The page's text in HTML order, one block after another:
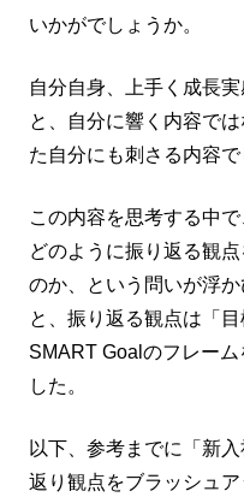
いかがでしょうか。
自分自身、上手く成長
と、自分に響く内容で
た自分にも刺さる内容で
この内容を思考する中で
どのように振り返る観
のか、という問いが浮
と、振り返る観点は「
SMART Goalのフレー
した。
以下、参考までに「新
返り観点をブラッシュ